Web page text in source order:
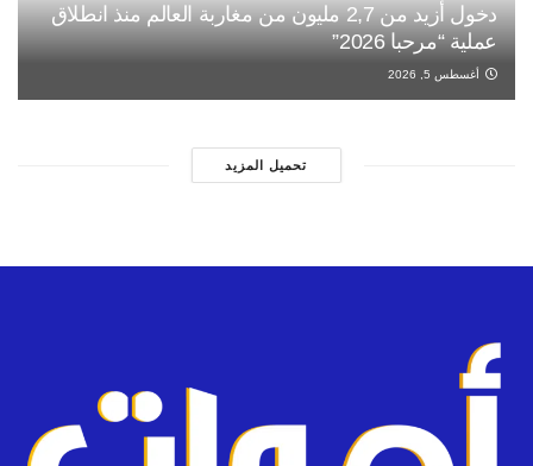
دخول أزيد من 2,7 مليون من مغاربة العالم منذ انطلاق
عملية “مرحبا 2026”
أغسطس 5, 2026
تحميل المزيد